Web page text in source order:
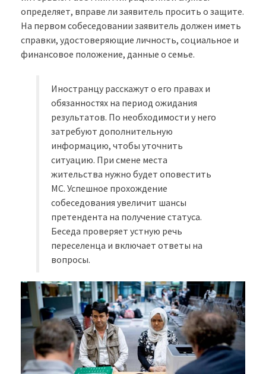
определяет, вправе ли заявитель просить о защите.
На первом собеседовании заявитель должен иметь
справки, удостоверяющие личность, социальное и
финансовое положение, данные о семье.
Иностранцу расскажут о его правах и
обязанностях на период ожидания
результатов. По необходимости у него
затребуют дополнительную
информацию, чтобы уточнить
ситуацию. При смене места
жительства нужно будет оповестить
МС. Успешное прохождение
собеседования увеличит шансы
претендента на получение статуса.
Беседа проверяет устную речь
переселенца и включает ответы на
вопросы.